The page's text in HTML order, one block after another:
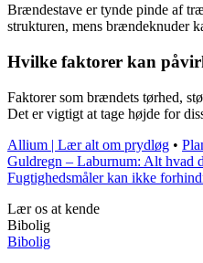
Brændestave er tynde pinde af
strukturen, mens brændeknuder
Hvilke faktorer kan
Faktorer som brændets tørhed,
Det er vigtigt at tage højde for
Allium | Lær alt om prydløg •
Guldregn – Laburnum: Alt hvad
Fugtighedsmåler kan ikke
Lær os at kende
Bibolig
Bibolig